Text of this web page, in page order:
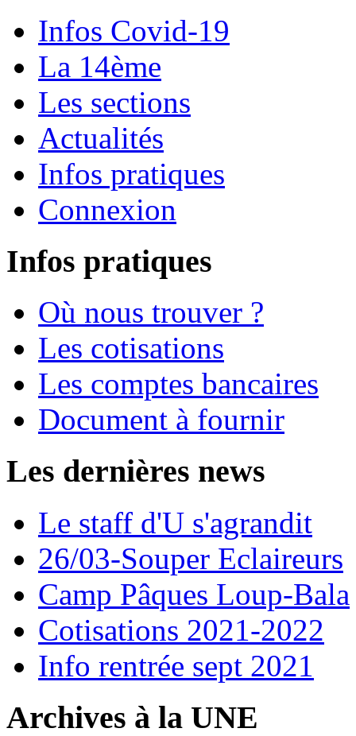
Infos Covid-19
La 14ème
Les sections
Actualités
Infos pratiques
Connexion
Infos pratiques
Où nous trouver ?
Les cotisations
Les comptes bancaires
Document à fournir
Les dernières news
Le staff d'U s'agrandit
26/03-Souper Eclaireurs
Camp Pâques Loup-Bala
Cotisations 2021-2022
Info rentrée sept 2021
Archives à la UNE